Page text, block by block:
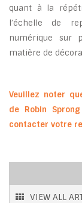
quant à la
l’échelle de
numérique sur
matière de
Veuillez noter
de Robin
contacter votre
VIEW ALL